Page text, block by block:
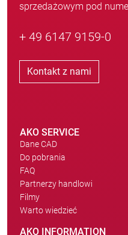
sprzedażowym pod
+ 49 6147 9159-0
Kontakt z nami
AKO SERVICE
Dane CAD
Do pobrania
FAQ
Partnerzy handlowi
Filmy
Warto wiedzieć
AKO INFORMATION